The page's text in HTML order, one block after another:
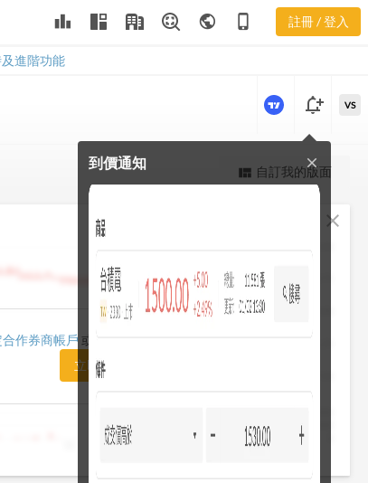
leaderboard public phone_iphone 註冊 / 登入
進階功能
2727
更強大的進階價量圖表
notification_add
到價通知 close
VS
view_quilt 自訂我的版面
close
13
1420.00
13:30
作券商帳戶 或「訂閱任一方案」即可解鎖
立即前往訂閱